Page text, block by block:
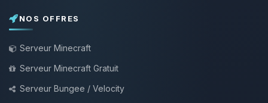
NOS OFFRES
Serveur Minecraft
Serveur Minecraft Gratuit
Serveur Bungee / Velocity